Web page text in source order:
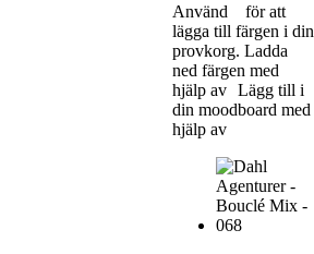
Använd
för att
lägga till färgen i din
provkorg. Ladda
ned färgen med
hjälp av Lägg till i
din moodboard med
hjälp av